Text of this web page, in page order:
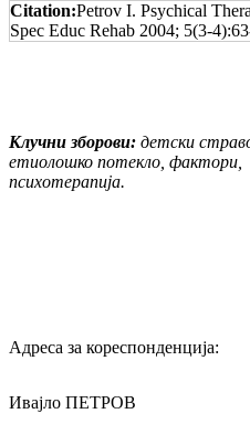
Citation:Petrov I. Psychical
Spec Educ Rehab 2004; 5(3-
Клучни зборови: детски
етиолошко потекло, фактори,
психотерапија.
Адреса за кореспонденција:
Ивајло ПЕТРОВ